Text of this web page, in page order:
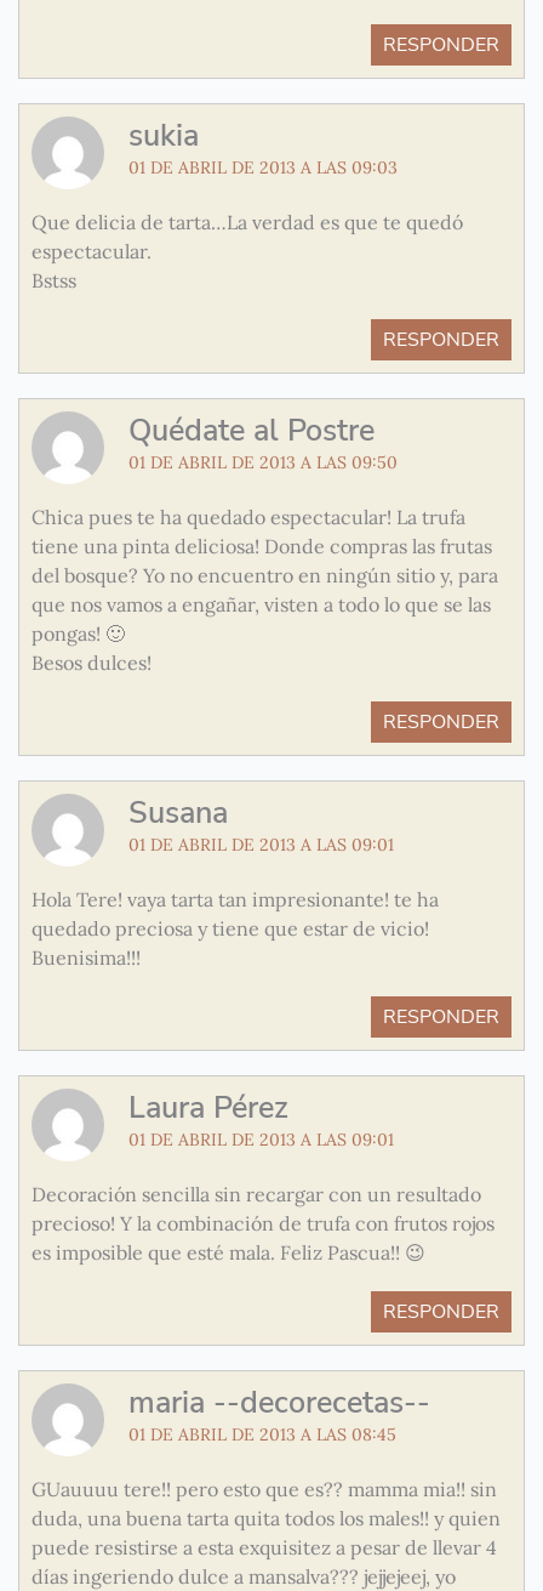
RESPONDER
sukia
01 DE ABRIL DE 2013 A LAS 09:03
Que delicia de tarta…La verdad es que te quedó
espectacular.
Bstss
RESPONDER
Quédate al Postre
01 DE ABRIL DE 2013 A LAS 09:50
Chica pues te ha quedado espectacular! La trufa
tiene una pinta deliciosa! Donde compras las frutas
del bosque? Yo no encuentro en ningún sitio y, para
que nos vamos a engañar, visten a todo lo que se las
pongas! 🙂
Besos dulces!
RESPONDER
Susana
01 DE ABRIL DE 2013 A LAS 09:01
Hola Tere! vaya tarta tan impresionante! te ha
quedado preciosa y tiene que estar de vicio!
Buenisima!!!
RESPONDER
Laura Pérez
01 DE ABRIL DE 2013 A LAS 09:01
Decoración sencilla sin recargar con un resultado
precioso! Y la combinación de trufa con frutos rojos
es imposible que esté mala. Feliz Pascua!! 😉
RESPONDER
maria --decorecetas--
01 DE ABRIL DE 2013 A LAS 08:45
GUauuuu tere!! pero esto que es?? mamma mia!! sin
duda, una buena tarta quita todos los males!! y quien
puede resistirse a esta exquisitez a pesar de llevar 4
días ingeriendo dulce a mansalva??? jejjejeej, yo